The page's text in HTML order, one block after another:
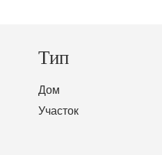
Тип
Дом
Участок